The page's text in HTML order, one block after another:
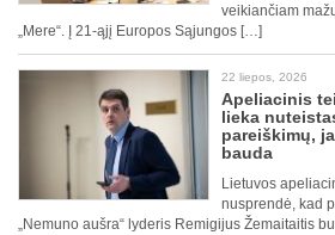
veikiančiam
„Mere“. Į 21-ąjį Europos Sąjungos […]
22 liepos, 2026
Apeliacinis
lieka
pareiškimų,
bauda
Lietuvos
nusprendė, kad
„Nemuno aušra“ lyderis Remigijus Žemaitaitis